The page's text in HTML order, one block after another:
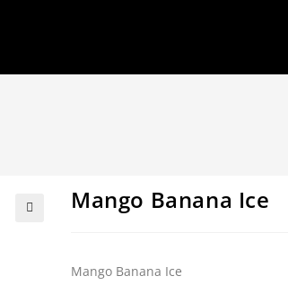
Mango Banana Ice
Mango Banana Ice